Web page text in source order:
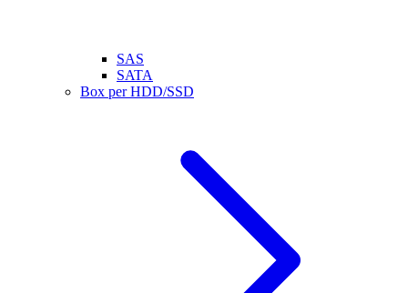
SAS
SATA
Box per HDD/SSD